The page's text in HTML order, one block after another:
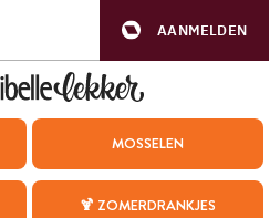
AANMELDEN
MOSSELEN
🍹 ZOMERDRANKJES